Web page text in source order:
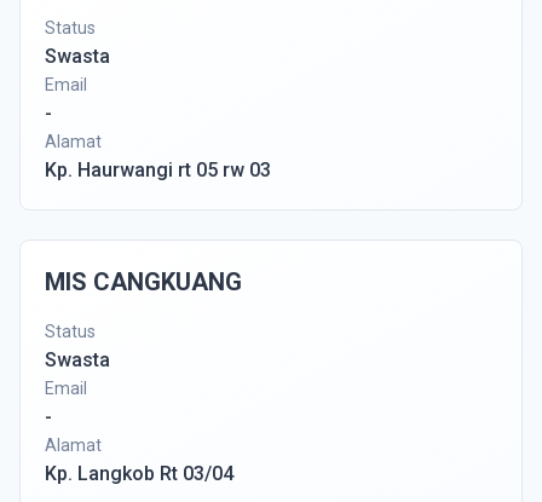
Status
Swasta
Email
-
Alamat
Kp. Haurwangi rt 05 rw 03
MIS CANGKUANG
Status
Swasta
Email
-
Alamat
Kp. Langkob Rt 03/04